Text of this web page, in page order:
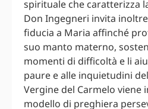
spirituale che caratterizza
Don Ingegneri invita
fiducia a Maria affinché
suo manto materno,
momenti di difficoltà e li
paure e alle inquietudini
Vergine del Carmelo viene
modello di preghiera